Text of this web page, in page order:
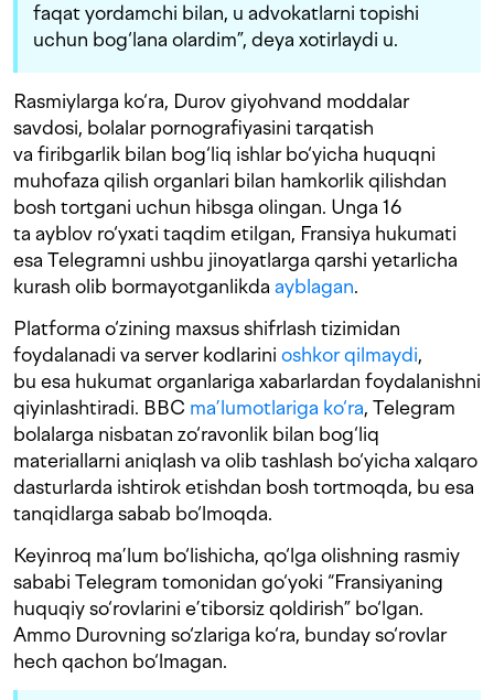
faqat yordamchi bilan, u advokatlarni topishi
uchun bog‘lana olardim”, deya xotirlaydi u.
Rasmiylarga ko‘ra, Durov giyohvand moddalar
savdosi, bolalar pornografiyasini tarqatish
va firibgarlik bilan bog‘liq ishlar bo‘yicha huquqni
muhofaza qilish organlari bilan hamkorlik qilishdan
bosh tortgani uchun hibsga olingan. Unga 16
ta ayblov ro‘yxati taqdim etilgan, Fransiya hukumati
esa Telegramni ushbu jinoyatlarga qarshi yetarlicha
kurash olib bormayotganlikda ayblagan.
Platforma o‘zining maxsus shifrlash tizimidan
foydalanadi va server kodlarini oshkor qilmaydi,
bu esa hukumat organlariga xabarlardan foydalanishni
qiyinlashtiradi. BBC ma’lumotlariga ko‘ra, Telegram
bolalarga nisbatan zo‘ravonlik bilan bog‘liq
materiallarni aniqlash va olib tashlash bo‘yicha xalqaro
dasturlarda ishtirok etishdan bosh tortmoqda, bu esa
tanqidlarga sabab bo‘lmoqda.
Keyinroq ma’lum bo‘lishicha, qo‘lga olishning rasmiy
sababi Telegram tomonidan go‘yoki “Fransiyaning
huquqiy so‘rovlarini e’tiborsiz qoldirish” bo‘lgan.
Ammo Durovning so‘zlariga ko‘ra, bunday so‘rovlar
hech qachon bo‘lmagan.